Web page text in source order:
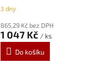
3 dny
865,29 Kč bez DPH
1 047 Kč / ks
Do košíku